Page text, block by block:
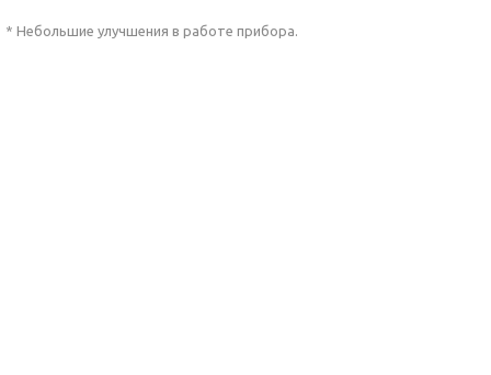
* Небольшие улучшения в работе прибора.